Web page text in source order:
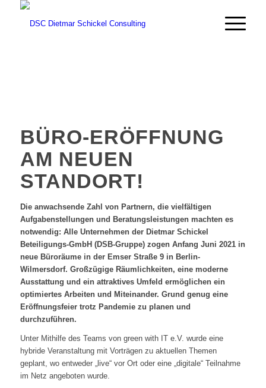
BÜRO-ERÖFFNUNG
AM NEUEN
STANDORT!
Die anwachsende Zahl von Partnern, die vielfältigen
Aufgabenstellungen und Beratungsleistungen machten es
notwendig: Alle Unternehmen der Dietmar Schickel
Beteiligungs-GmbH (DSB-Gruppe) zogen Anfang Juni 2021 in
neue Büroräume in der Emser Straße 9 in Berlin-
Wilmersdorf. Großzügige Räumlichkeiten, eine moderne
Ausstattung und ein attraktives Umfeld ermöglichen ein
optimiertes Arbeiten und Miteinander. Grund genug eine
Eröffnungsfeier trotz Pandemie zu planen und
durchzuführen.
Unter Mithilfe des Teams von green with IT e.V. wurde eine
hybride Veranstaltung mit Vorträgen zu aktuellen Themen
geplant, wo entweder „live“ vor Ort oder eine „digitale“ Teilnahme
im Netz angeboten wurde.